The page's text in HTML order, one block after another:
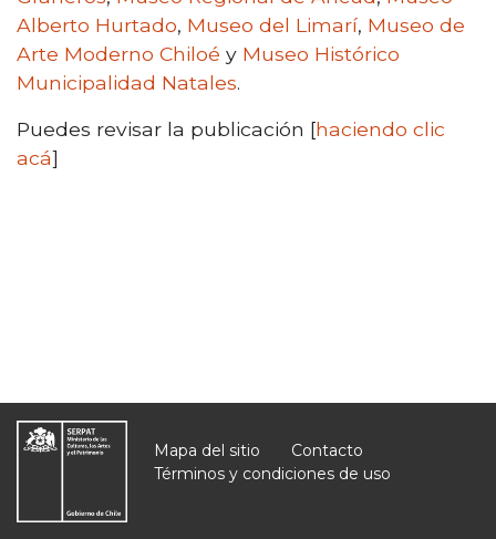
Alberto Hurtado, Museo del Limarí, Museo de
Arte Moderno Chiloé y Museo Histórico
Municipalidad Natales.
Puedes revisar la publicación [haciendo clic
acá]
Mapa del sitio
Contacto
Términos y condiciones de uso